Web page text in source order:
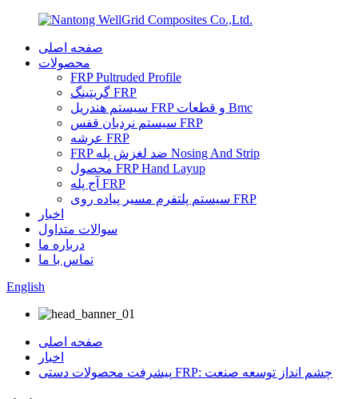
صفحه اصلی
محصولات
FRP Pultruded Profile
گریتینگ FRP
سیستم هندریل FRP و قطعات Bmc
سیستم نردبان قفس FRP
عرشه FRP
FRP ضد لغزش پله Nosing And Strip
محصول FRP Hand Layup
آج پله FRP
سیستم پلتفرم مسیر پیاده روی FRP
اخبار
سوالات متداول
درباره ما
تماس با ما
English
صفحه اصلی
اخبار
پیشرفت محصولات دستی FRP: چشم انداز توسعه صنعت